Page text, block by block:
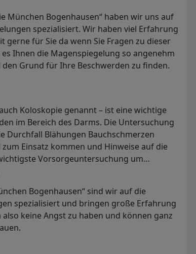
München Bogenhausen“ haben wir uns auf
spezialisiert. Wir haben viel Erfahrung
gerne für Sie da wenn Sie Fragen zu dieser
Ihnen die Magenspiegelung so angenehm
Grund für Ihre Beschwerden zu finden.
Koloskopie genannt – ist eine wichtige
im Bereich des Darms. Die Untersuchung
Durchfall Blähungen Bauchschmerzen
Einsatz kommen und Hinweise auf die
Vorsorgeuntersuchung um
Bogenhausen“ sind wir auf die
spezialisiert und bringen große Erfahrung
keine Angst zu haben und können ganz